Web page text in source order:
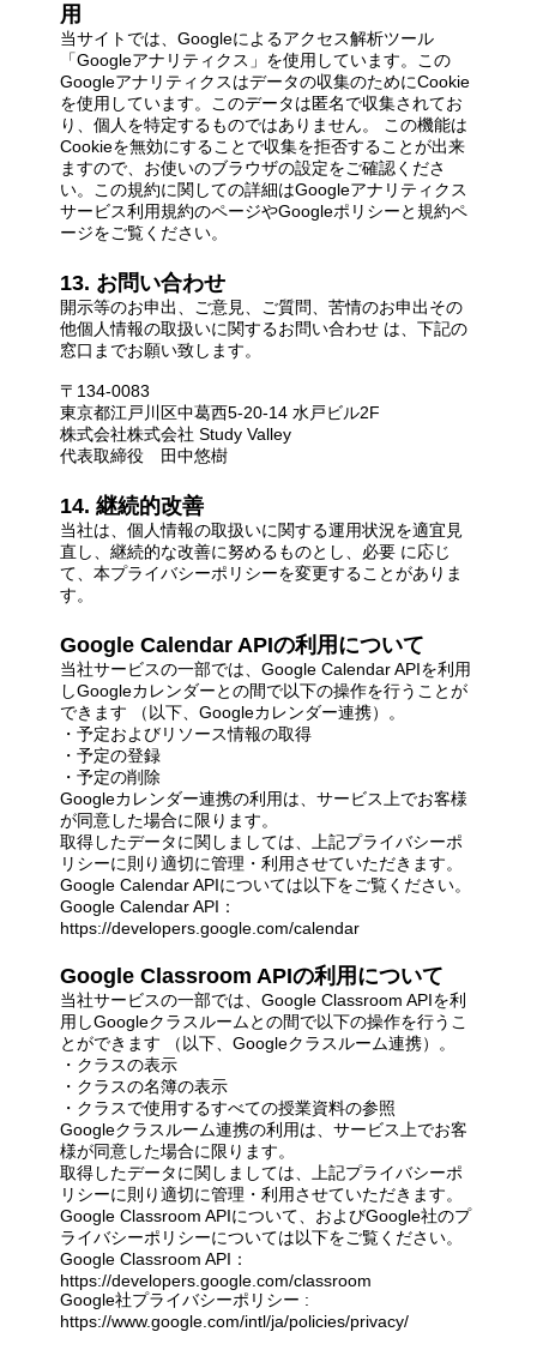
用
当サイトでは、Googleによるアクセス解析ツール
「Googleアナリティクス」を使用しています。この
Googleアナリティクスはデータの収集のためにCookie
を使用しています。このデータは匿名で収集されてお
り、個人を特定するものではありません。 この機能は
Cookieを無効にすることで収集を拒否することが出来
ますので、お使いのブラウザの設定をご確認くださ
い。この規約に関しての詳細はGoogleアナリティクス
サービス利用規約のページやGoogleポリシーと規約ペ
ージをご覧ください。
13. お問い合わせ
開示等のお申出、ご意見、ご質問、苦情のお申出その
他個人情報の取扱いに関するお問い合わせ は、下記の
窓口までお願い致します。
〒134-0083
東京都江戸川区中葛西5-20-14 水戸ビル2F
株式会社株式会社 Study Valley
代表取締役 田中悠樹
14. 継続的改善
当社は、個人情報の取扱いに関する運用状況を適宜見
直し、継続的な改善に努めるものとし、必要 に応じ
て、本プライバシーポリシーを変更することがありま
す。
Google Calendar APIの利用について
当社サービスの一部では、Google Calendar APIを利用
しGoogleカレンダーとの間で以下の操作を行うことが
できます （以下、Googleカレンダー連携）。
・予定およびリソース情報の取得
・予定の登録
・予定の削除
Googleカレンダー連携の利用は、サービス上でお客様
が同意した場合に限ります。
取得したデータに関しましては、上記プライバシーポ
リシーに則り適切に管理・利用させていただきます。
Google Calendar APIについては以下をご覧ください。
Google Calendar API：
https://developers.google.com/calendar
Google Classroom APIの利用について
当社サービスの一部では、Google Classroom APIを利
用しGoogleクラスルームとの間で以下の操作を行うこ
とができます （以下、Googleクラスルーム連携）。
・クラスの表示
・クラスの名簿の表示
・クラスで使用するすべての授業資料の参照
Googleクラスルーム連携の利用は、サービス上でお客
様が同意した場合に限ります。
取得したデータに関しましては、上記プライバシーポ
リシーに則り適切に管理・利用させていただきます。
Google Classroom APIについて、およびGoogle社のプ
ライバシーポリシーについては以下をご覧ください。
Google Classroom API：
https://developers.google.com/classroom
Google社プライバシーポリシー :
https://www.google.com/intl/ja/policies/privacy/